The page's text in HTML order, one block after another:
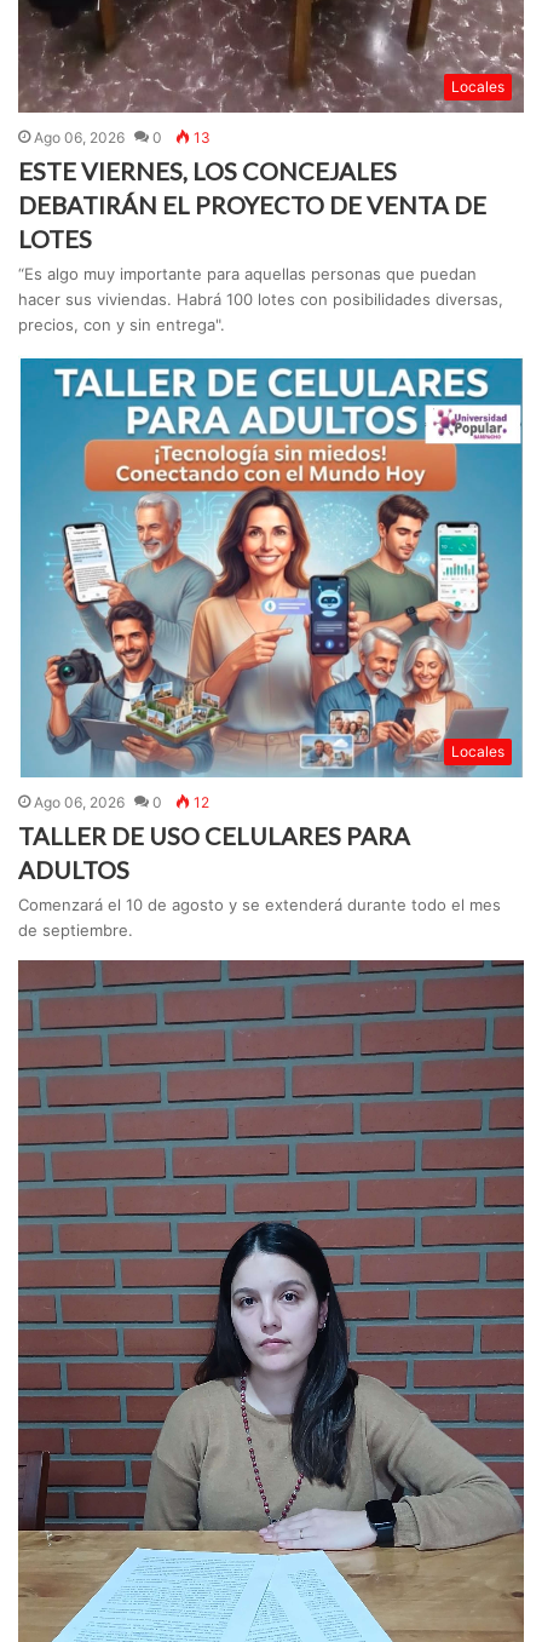
Locales
Ago 06, 2026 0 13
ESTE VIERNES, LOS CONCEJALES
DEBATIRÁN EL PROYECTO DE VENTA DE
LOTES
“Es algo muy importante para aquellas personas que puedan
hacer sus viviendas. Habrá 100 lotes con posibilidades diversas,
precios, con y sin entrega".
Locales
Ago 06, 2026 0 12
TALLER DE USO CELULARES PARA
ADULTOS
Comenzará el 10 de agosto y se extenderá durante todo el mes
de septiembre.